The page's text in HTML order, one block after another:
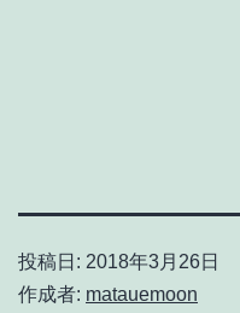
投稿日: 2018年3月26日
作成者: matauemoon